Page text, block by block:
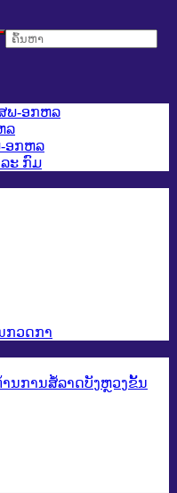
ພ-ອກຫລ
ລ
-ອກຫລ
ະ ກົມ
ກວດກາ
ນການສໍ້ລາດບັງຫຼວງຂັ້ນ